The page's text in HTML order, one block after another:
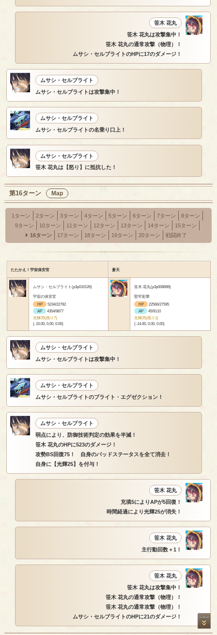
笹木 花丸
笹木 花丸は攻撃集中！
笹木 花丸の通常攻撃（物理）！
ムサシ・セルブライトのHPに17のダメージ！
ムサシ・セルブライト
ムサシ・セルブライトは攻撃集中！
ムサシ・セルブライト
ムサシ・セルブライトの名乗り口上！
ムサシ・セルブライト
笹木 花丸は【怒り】に抵抗した！
第16ターン Map
1ターン 2ターン 3ターン 4ターン 5ターン 6ターン 7ターン
8ターン
9ターン
10ターン 11ターン 12ターン 13ターン 14ターン
15ターン
16ターン
17ターン 18ターン 19ターン 20ターン 戦闘終了
たたかえ！宇宙保安官 蒼天
ムサシ・セルブライト(p3p010126)
宇宙の保安官
HP
5234/22792
AP
4354/9877
光輝25(残り7)
(-15.00, 0.00, 0.00)
笹木 花丸(p3p008689)
堅牢彩華
HP
22566/27595
AP
45/9110
光輝25(残り1)
(-14.00, 0.00, 0.00)
ムサシ・セルブライト
ムサシ・セルブライトは攻撃集中！
ムサシ・セルブライト
ムサシ・セルブライトのブライト・エグゼクション！
ムサシ・セルブライト
弱点により、防御技術判定の効果を半減！
笹木 花丸のHPに523のダメージ！
攻勢BS回復75！ 自身のバッドステータスを全て消去！
自身に【光輝25】を付与！
笹木 花丸
充填5によりAPが5回復！
時間経過により光輝25が消失！
笹木 花丸
主行動回数＋1！
笹木 花丸
笹木 花丸は攻撃集中！
笹木 花丸の通常攻撃（物理）！
笹木 花丸の通常攻撃（物理）！
ムサシ・セルブライトのHPに21のダメージ！